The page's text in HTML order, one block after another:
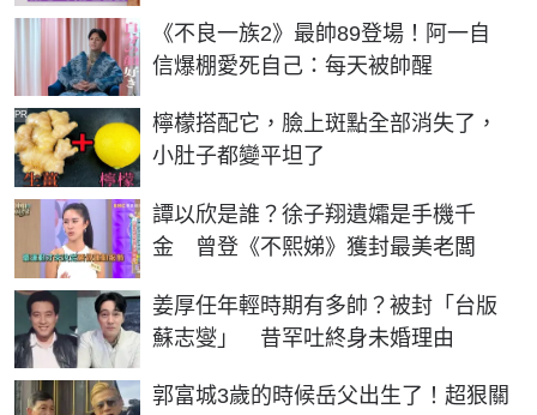
《不良一族2》最帥89登場！阿一自
信爆棚愛死自己：每天被帥醒
檸檬搭配它，臉上斑點全部消失了，
小肚子都變平坦了
PR
譚以欣是誰？徐子翔遺孀是手機千
金 曾登《不熙娣》獲封最美老闆
姜厚任年輕時期有多帥？被封「台版
蘇志燮」 昔罕吐終身未婚理由
郭富城3歲的時候岳父出生了！超狠關